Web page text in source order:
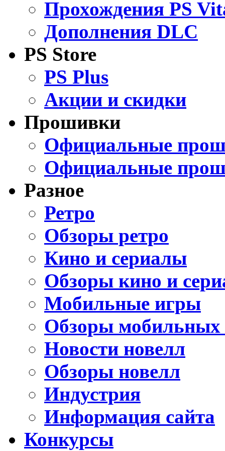
Прохождения PS
Дополнения DLC
PS Store
PS Plus
Акции и скидки
Прошивки
Официальные
Официальные
Разное
Ретро
Обзоры ретро
Кино и сериалы
Обзоры кино и
Мобильные игры
Обзоры мобильных
Новости новелл
Обзоры новелл
Индустрия
Информация сайта
Конкурсы